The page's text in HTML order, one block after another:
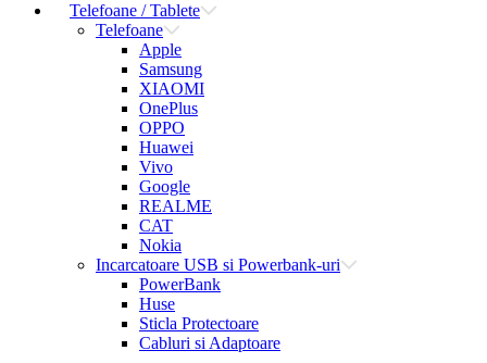
Telefoane / Tablete
Telefoane
Apple
Samsung
XIAOMI
OnePlus
OPPO
Huawei
Vivo
Google
REALME
CAT
Nokia
Incarcatoare USB si Powerbank-uri
PowerBank
Huse
Sticla Protectoare
Cabluri si Adaptoare